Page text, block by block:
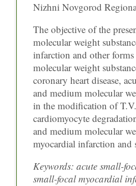
Nizhni Novgorod
The objective of the
molecular weight
infarction and other
molecular weight
coronary heart disease,
and medium molecular
in the modification of
cardiomyocyte
and medium molecular
myocardial infarction and
Keywords: acute small-
small-focal myocardial